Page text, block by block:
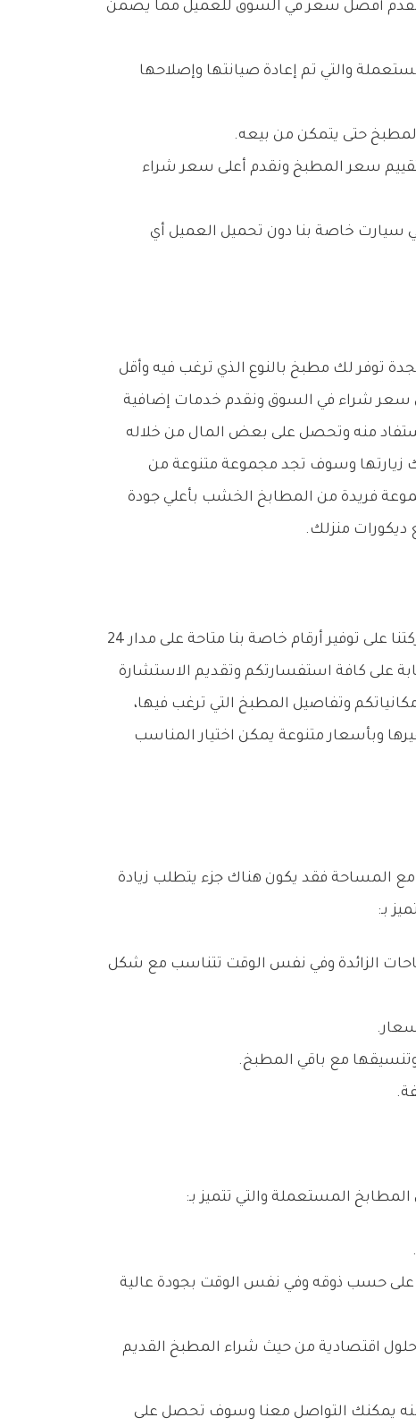
ونقدم أفضل سعر في السوق للعميل مما يضمن
والتي تم إعادة صيانتها وإصلاحها
حتى يتمكن من بيعه.
لتقييم سعر المطبخ ونقدم أعلى سعر شراء
سيارت خاصة بنا دون تحميل العميل أي
توفر لك مطبخ بالنوع الذي ترغب فيه وأقل
سعر شراء في السوق ونقدم خدمات إضافية
منه وتحصل على بعض المال من خلاله
زيارتها وسوف تجد مجموعة متنوعة من
فريدة من المطابخ الخشب بأعلي جودة
منزلك.
من أكثر الأسئلة المتداولة علي محركات البحث أرقام شركة مطابخ مستعملة بجدة، لذلك تحرص شركتنا على توفير أرقام خاصة بنا متاحة على مدار 24
على كافة استفسارتكم وتقديم الاستشارة
وتفاصيل المطبخ التي ترغب فيها،
وبأسعار متنوعة يمكن اختيار المناسب
المساحة فقد يكون هناك جزء يتطلب زيادة
بـ:
الزائدة وفي نفس الوقت تتناسب مع شكل
مع باقي المطبخ.
المستعملة والتي تتميز بـ:
على حسب ذوقه وفي نفس الوقت بجودة عالية
اقتصادية من حيث شراء المطبخ القديم
يمكنك التواصل معنا وسوف تحصل على